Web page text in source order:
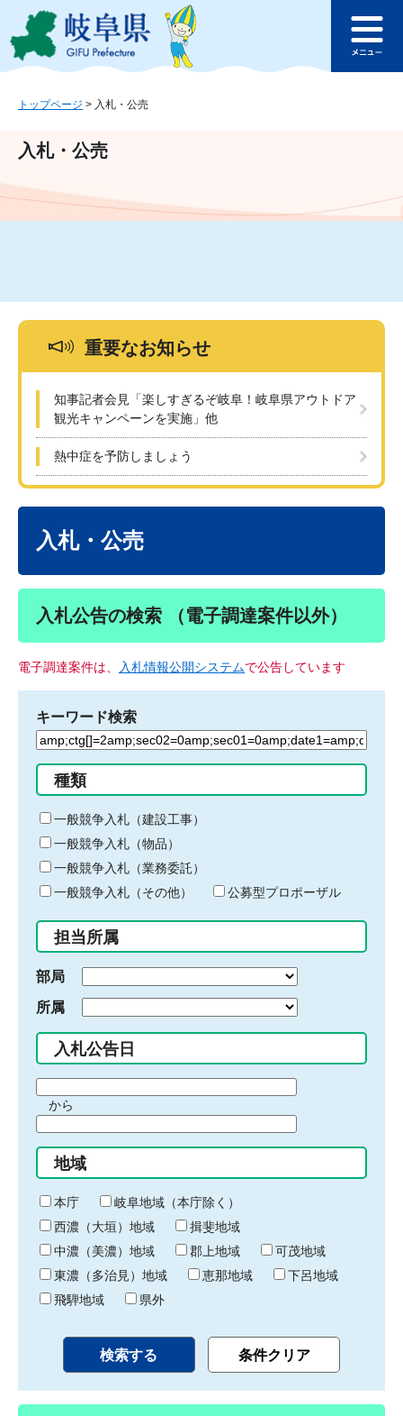
ジ
ュ
文
このページの本文へ
ュ
トップページ > 入札・公売
入札・公売
重要なお知らせ
知事記者会見「楽しすぎるぞ岐阜！岐阜県アウトドア
観光キャンペーンを実施」他
熱中症を予防しましょう
入札・公売
入札公告の検索 （電子調達案件以外）
電子調達案件は、 入札情報公開システムで公告しています
キーワード検索
検
る
キ
ー
ワ
ー
ド
入
力
種類
一般競争入札（建設工事）
一般競争入札（物品）
一般競争入札（業務委託）
一般競争入札（その他）
公募型プロポーザル
担当所属
部局
所属
入札公告日
間
始
り
から
間
終
わ
り
地域
本庁
岐阜地域（本庁除く）
西濃（大垣）地域
揖斐地域
中濃（美濃）地域
郡上地域
可茂地域
東濃（多治見）地域
恵那地域
下呂地域
飛騨地域
県外